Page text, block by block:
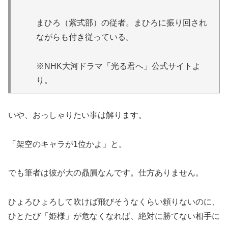
まひろ（紫式部）の従者。まひろに振り回され
ながらも付き従っている。
※NHK大河ドラマ「光る君へ」公式サイトよ
り。
いや、おっしゃりたい事は解ります。
「架空のキャラが1位かよ」と。
でも筆者は彼が大の贔屓なんです。仕方ありません。
ひょろひょろして吹けば飛びそうなくらい頼りないのに、
ひとたび「姫様」が危なくなれば、絶対に勝てない相手に